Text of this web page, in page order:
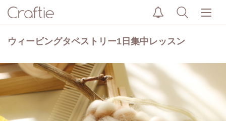
ウィービングタペストリー1日集中レッスン